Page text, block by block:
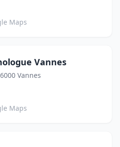
Maps
Vannes
Vannes
Maps